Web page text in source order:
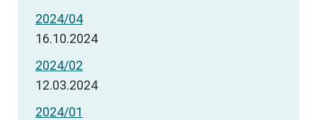
2024/04
16.10.2024
2024/02
12.03.2024
2024/01